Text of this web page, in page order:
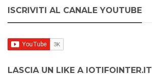
ISCRIVITI AL CANALE YOUTUBE
LASCIA UN LIKE A IOTIFOINTER.IT